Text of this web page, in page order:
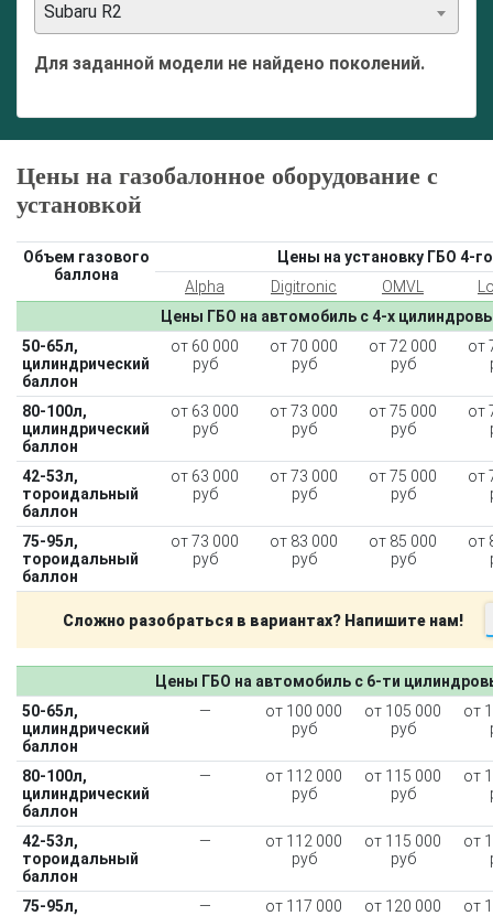
Subaru R2
Для заданной модели не найдено поколений.
Цены на газобалонное оборудование с
установкой
Объем газового
баллона
Цены на установку ГБО 4-
Alpha
Digitronic OMVL
Цены ГБО на автомобиль с 4-х
50-65л,
цилиндрический
баллон
от 60 000
руб
от 70 000
руб
от 72 000
руб
от
80-100л,
цилиндрический
баллон
от 63 000
руб
от 73 000
руб
от 75 000
руб
от
42-53л,
тороидальный
баллон
от 63 000
руб
от 73 000
руб
от 75 000
руб
от
75-95л,
тороидальный
баллон
от 73 000
руб
от 83 000
руб
от 85 000
руб
от
Сложно разобраться в вариантах? Напишите нам!
Цены ГБО на автомобиль с 6-ти
50-65л,
цилиндрический
баллон
—
от 100 000
руб
от 105 000
руб
от
80-100л,
цилиндрический
баллон
—
от 112 000
руб
от 115 000
руб
от
42-53л,
тороидальный
баллон
—
от 112 000
руб
от 115 000
руб
от
75-95л,
—
от 117 000
от 120 000
от